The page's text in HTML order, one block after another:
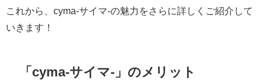
これから、cyma-サイマ-の魅力をさらに詳しくご紹介して
いきます！
「cyma-サイマ-」のメリット